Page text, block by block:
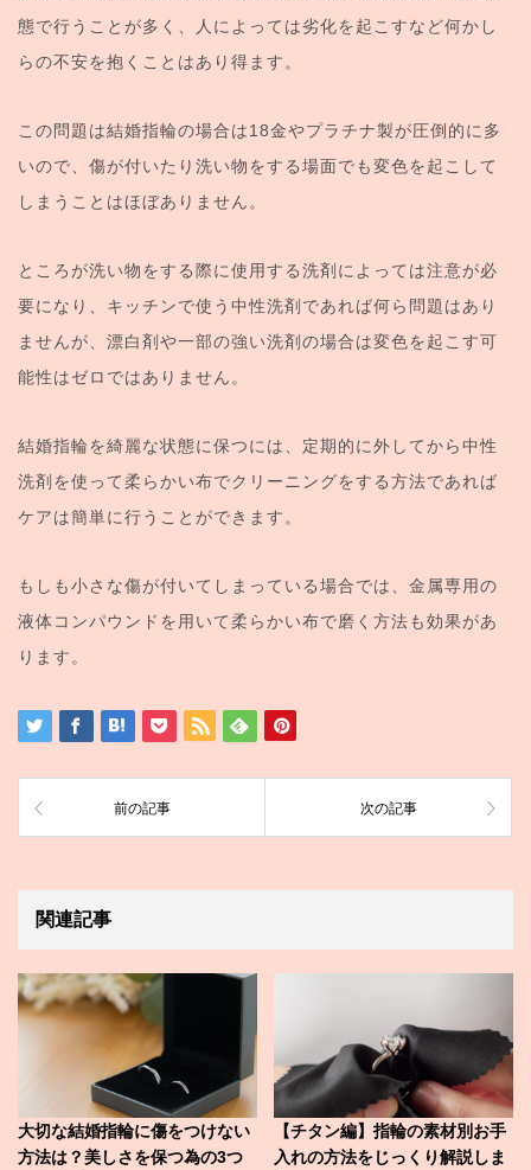
態で行うことが多く、人によっては劣化を起こすなど何かし
らの不安を抱くことはあり得ます。
この問題は結婚指輪の場合は18金やプラチナ製が圧倒的に多
いので、傷が付いたり洗い物をする場面でも変色を起こして
しまうことはほぼありません。
ところが洗い物をする際に使用する洗剤によっては注意が必
要になり、キッチンで使う中性洗剤であれば何ら問題はあり
ませんが、漂白剤や一部の強い洗剤の場合は変色を起こす可
能性はゼロではありません。
結婚指輪を綺麗な状態に保つには、定期的に外してから中性
洗剤を使って柔らかい布でクリーニングをする方法であれば
ケアは簡単に行うことができます。
もしも小さな傷が付いてしまっている場合では、金属専用の
液体コンパウンドを用いて柔らかい布で磨く方法も効果があ
ります。
前の記事 次の記事
関連記事
大切な結婚指輪に傷をつけない
方法は？美しさを保つ為の3つ
【チタン編】指輪の素材別お手
入れの方法をじっくり解説しま